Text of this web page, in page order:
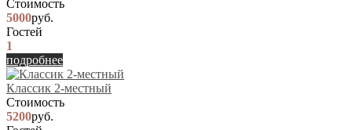
Стоимость
5000руб.
Гостей
1
подробнее
Классик 2-местный
Стоимость
5200руб.